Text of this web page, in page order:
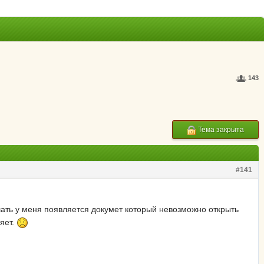
143
Тема закрыта
#141
у меня появляется докумет который невозможно открыть